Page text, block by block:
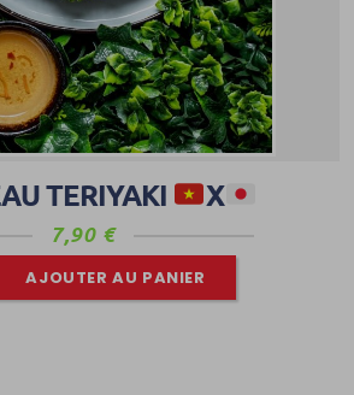
TERIYAKI X
7,90 €
AJOUTER AU PANIER